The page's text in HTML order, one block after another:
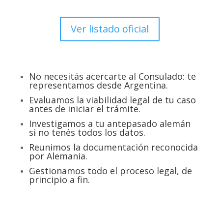
Ver listado oficial
No necesitás acercarte al Consulado: te
representamos desde Argentina.
Evaluamos la viabilidad legal de tu caso
antes de iniciar el trámite.
Investigamos a tu antepasado alemán
si no tenés todos los datos.
Reunimos la documentación reconocida
por Alemania.
Gestionamos todo el proceso legal, de
principio a fin.